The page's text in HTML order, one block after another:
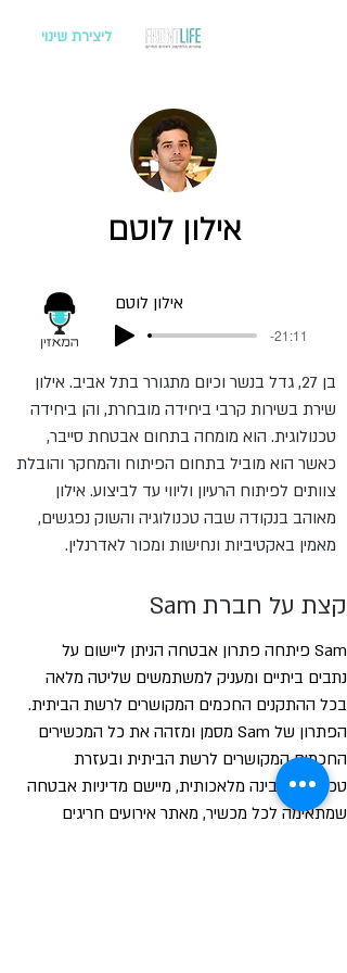
ליצירת שינוי
אילון לוטם
אילון לוטם
-21:11
בן 27, גדל בנשר וכיום מתגורר בתל אביב. אילון
שירת בשירות קרבי ביחידה מובחרת, והן ביחידה
טכנולוגית. הוא מומחה בתחום אבטחת סייבר,
כאשר הוא מוביל בתחום הפיתוח והמחקר והובלת
צוותים לפיתוח הרעיון וליווי עד לביצוע. אילון
מאוהב בנקודה שבה טכנולוגיה והשוק נפגשים,
מאמין באקטיביות ונחישות ומכור לאדרנלין.
קצת על חברת Sam
Sam פיתחה פתרון אבטחה הניתן ליישום על
נתבים ביתיים ומעניק למשתמשים שליטה מלאה
בכל ההתקנים החכמים המקושרים לרשת הביתית.
הפתרון של Sam מסמן ומזהה את כל המכשירים
החכמים המקושרים לרשת הביתית ובעזרת
טכנולוגיית בינה מלאכותית, מיישם מדיניות אבטחה
שמתאימה לכל מכשיר, מאתר אירועים חריגים